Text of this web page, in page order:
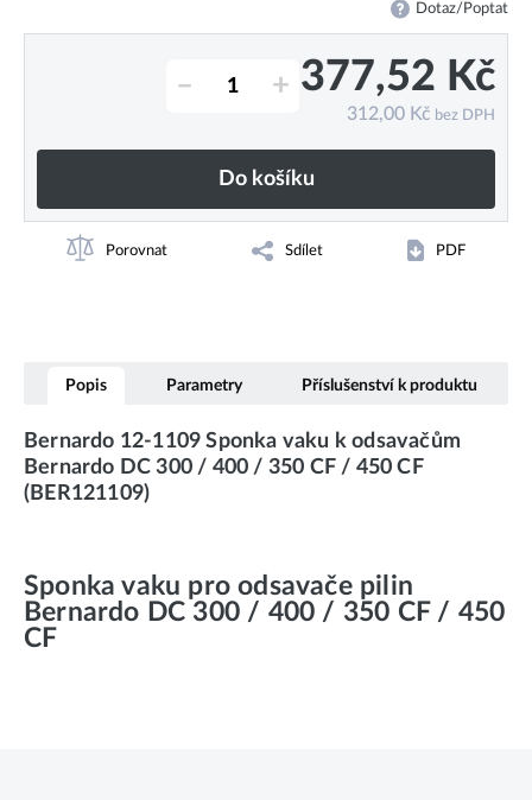
Dotaz/Poptat
– + 377,52 Kč
312,00 Kč bez DPH
Do košíku
Porovnat Sdílet PDF
Popis Parametry Příslušenství k produktu
Bernardo 12-1109 Sponka vaku k odsavačům
Bernardo DC 300 / 400 / 350 CF / 450 CF
(BER121109)
Sponka vaku pro odsavače pilin
Bernardo DC 300 / 400 / 350 CF / 450
CF